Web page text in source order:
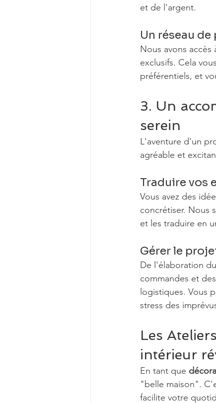
et de l'argent.
Un réseau
Nous avons
exclusifs. Cela
préférentiels, et
3. Un
serein
L'aventure d'un
agréable et
Traduire vos
Vous avez des
concrétiser. Nous
et les traduire en
Gérer le
De l'élaboration
commandes et
logistiques. Vous
stress des
Les
intérieur
En tant que
"belle maison".
facilite votre